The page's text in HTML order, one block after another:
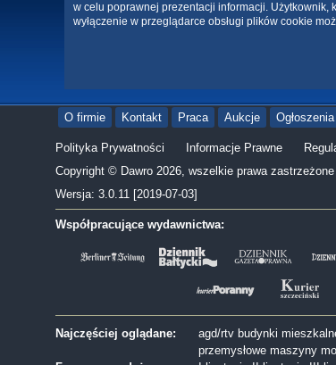
w celu poprawnej prezentacji informacji. Użytkownik,
wyłączenie w przeglądarce obsługi plików cookie
O firmie Kontakt Praca Aukcje Ogłoszenia
Polityka Prywatności Informacje Prawne
Copyright © Dawro 2026, wszelkie prawa zastrzeżone
Wersja: 3.0.11 [2019-07-03]
Współpracujące wydawnictwa:
Najczęściej oglądane: agd/rtv budynki
przemysłowe maszyny